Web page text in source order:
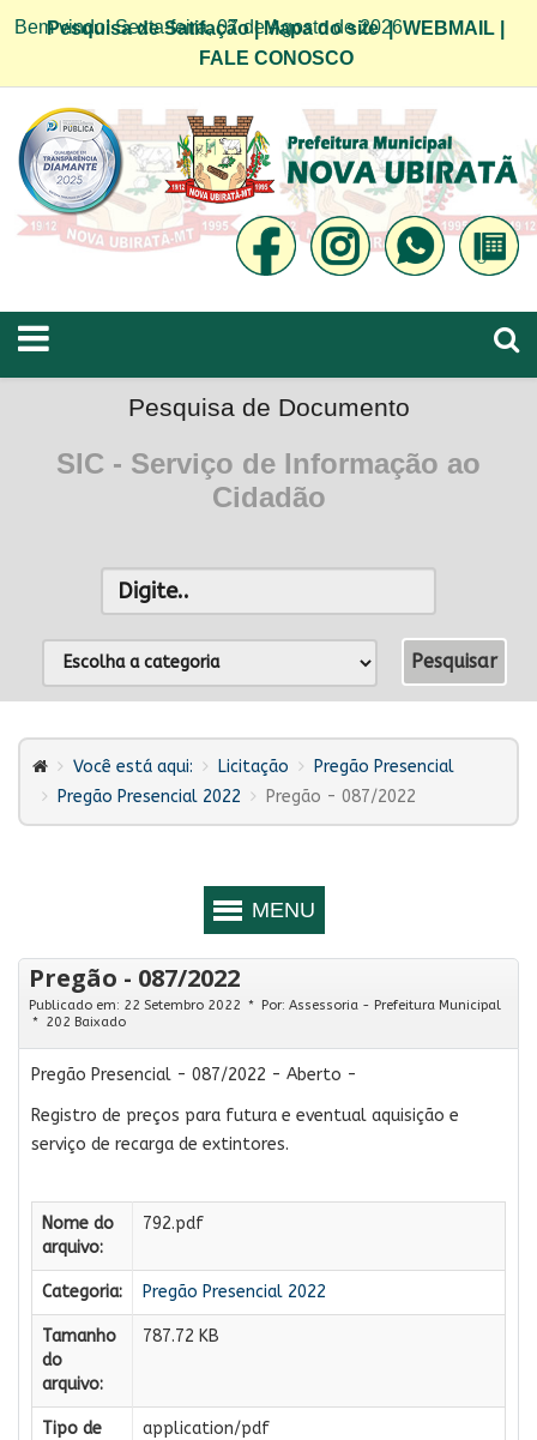
Bem vindo! Sexta-feira, 07 de Agosto de 2026
Pesquisa de Satifação|Mapa do site|WEBMAIL
FALE CONOSCO
Pesquisa de Documento
SIC - Serviço de Informação ao
Cidadão
Você está aqui: Licitação
Pregão Presencial
Pregão Presencial 2022
Pregão - 087/2022
Pregão - 087/2022
Publicado em: 22 Setembro 2022 Por: Assessoria - Prefeitura Municipal
202 Baixado
Pregão Presencial - 087/2022 - Aberto -
Registro de preços para futura e eventual aquisição e
serviço de recarga de extintores.
Nome do
arquivo:
792.pdf
Categoria: Pregão Presencial 2022
Tamanho
do
arquivo:
787.72 KB
Tipo de
application/pdf